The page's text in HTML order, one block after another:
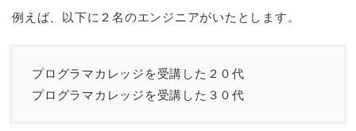
例えば、以下に２名のエンジニアがいたとします。
プログラマカレッジを受講した２０代
プログラマカレッジを受講した３０代